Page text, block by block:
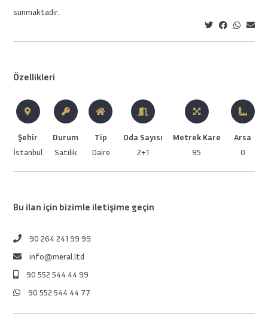
Özellikleri
Şehir
İstanbul
Durum
Satılık
Tip
Daire
Oda Sayısı
2+1
Metrek Kare
95
Arsa
0
Bu ilan için bizimle iletişime geçin
90 264 241 99 99
info@meral.ltd
90 552 544 44 99
90 552 544 44 77